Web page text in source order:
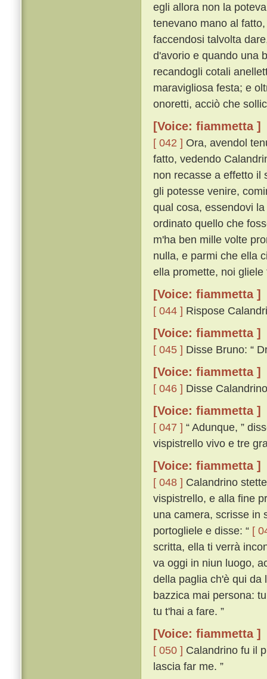
egli allora non la
tenevano mano al
faccendosi talvolta
d'avorio e quando una
recandogli cotali
maravigliosa festa; e
onoretti, acciò che
[Voice: fiammetta ]
[ 042 ] Ora, avendol
fatto, vedendo
non recasse a effetto il
gli potesse venire,
qual cosa, essendovi
ordinato quello che
m'ha ben mille volte
nulla, e parmi che ella
ella promette, noi
[Voice: fiammetta ]
[ 044 ] Rispose
[Voice: fiammetta ]
[ 045 ] Disse Bruno: “
[Voice: fiammetta ]
[ 046 ] Disse
[Voice: fiammetta ]
[ 047 ] “ Adunque, ”
vispistrello vivo e tre
[Voice: fiammetta ]
[ 048 ] Calandrino
vispistrello, e alla fine
una camera, scrisse in
portogliele e disse: “ [
scritta, ella ti verrà
va oggi in niun luogo,
della paglia ch'è qui da
bazzica mai persona:
tu t'hai a fare. ”
[Voice: fiammetta ]
[ 050 ] Calandrino fu il
lascia far me. ”